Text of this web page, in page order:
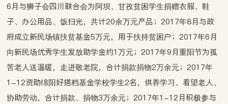
6月与狮子会四川联合会为阿坝、甘孜贫困学生捐赠衣服、鞋
子、办公用品、饭扫光，共计20余万元产品；2017年8月与政
府成立新民场镇扶贫基金5万元，用于扶持贫困户；2017年6月
向新民场优秀学生发放助学金约1万元；2017年9月重阳节为孤
苦老人送温暖，走进敬老院，合计捐款捐物2万余元；2017年
1-12资助绵阳好搭档基金学校学生2名，供养学习、看望老人、
协助劳动，合计捐款、捐物3万余元；2017年1-12月积极参与